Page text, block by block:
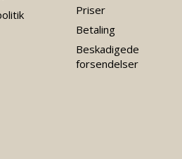
Priser
Betaling
Beskadigede
forsendelser